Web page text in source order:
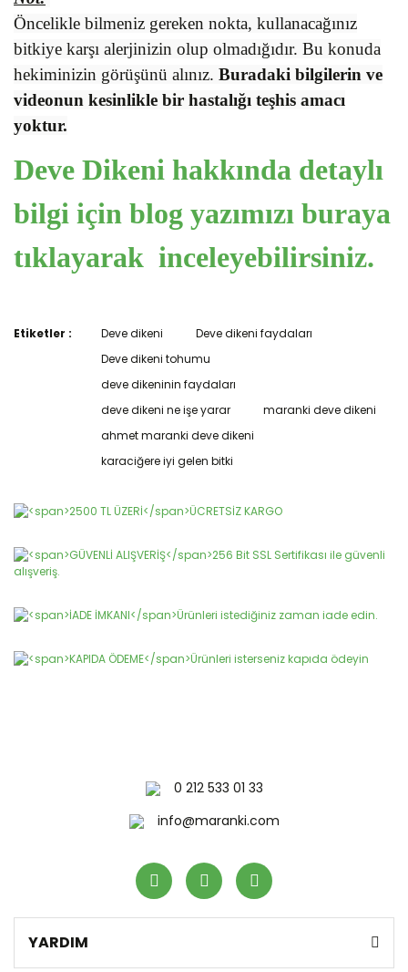
Öncelikle bilmeniz gereken nokta, kullanacağınız
bitkiye karşı alerjinizin olup olmadığıdır. Bu konuda
hekiminizin görüşünü alınız. Buradaki bilgilerin ve
videonun kesinlikle bir hastalığı teşhis amacı
yoktur.
Deve Dikeni hakkında detaylı
bilgi için blog yazımızı buraya
tıklayarak inceleyebilirsiniz.
Bu ürüne ilk yorumu siz yapın!
Yorum Yaz
Bu ürünün fiyat bilgisi, resim, ürün açıklamalarında ve diğer
konularda yetersiz gördüğünüz noktaları öneri formunu
Görüş ve önerileriniz için teşekkür ederiz.
Ürün resmi kalitesiz, bozuk veya görüntülenemiyor.
Ürün açıklamasında eksik bilgiler bulunuyor.
Ürün fiyatı diğer sitelerden daha pahalı.
Gönder
Etiketler : Deve dikeni
Deve dikeni faydaları
Deve dikeni tohumu
deve dikeninin faydaları
deve dikeni ne işe yarar
maranki deve dikeni
ahmet maranki deve dikeni
karaciğere iyi gelen bitki
0 212 533 01 33
info@maranki.com
YARDIM